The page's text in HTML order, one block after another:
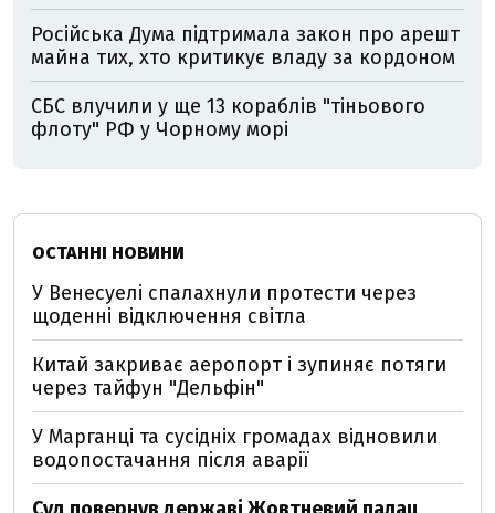
Російська Дума підтримала закон про арешт
майна тих, хто критикує владу за кордоном
СБС влучили у ще 13 кораблів "тіньового
флоту" РФ у Чорному морі
ОСТАННІ НОВИНИ
У Венесуелі спалахнули протести через
щоденні відключення світла
Китай закриває аеропорт і зупиняє потяги
через тайфун "Дельфін"
У Марганці та сусідніх громадах відновили
водопостачання після аварії